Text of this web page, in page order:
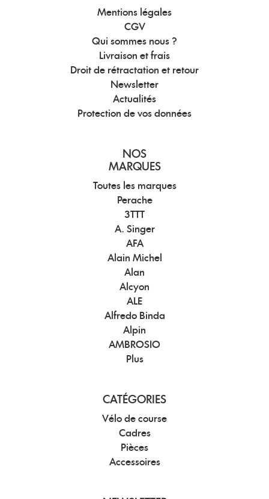
Mentions légales
CGV
Qui sommes nous ?
Livraison et frais
Droit de rétractation et retour
Newsletter
Actualités
Protection de vos données
NOS
MARQUES
Toutes les marques
Perache
3TTT
A. Singer
AFA
Alain Michel
Alan
Alcyon
ALE
Alfredo Binda
Alpin
AMBROSIO
Plus
CATÉGORIES
Vélo de course
Cadres
Pièces
Accessoires